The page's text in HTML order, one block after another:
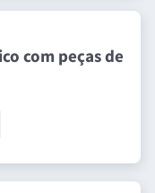
com peças de